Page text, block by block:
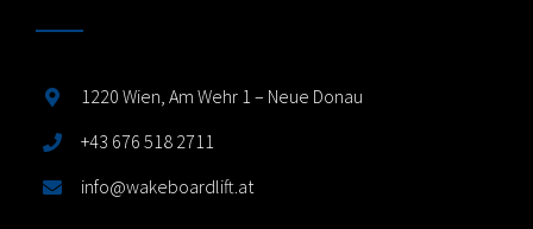
1220 Wien, Am Wehr 1 – Neue Donau
+43 676 518 2711
info@wakeboardlift.at